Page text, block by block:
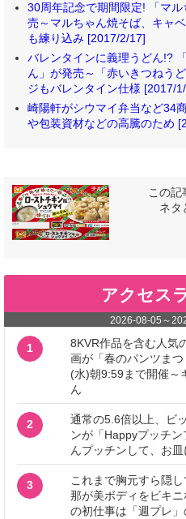
30周年記念で期間限定! 「マ
売～マルちゃん焼そば、キャ
も練り込み [2017/2/17]
バレンタインに義理うどん!?
ん」が発売～「赤いきつねう
ジもバレンタイン仕様 [2017/
崎陽軒がシウマイ弁当など34
や包装資材などの高騰のため
この記
ネタ
アクセス
2026-08-05 ～
1
8KVR作品を含む人気
画が「春のパンツま
(水)朝9:59まで開催～
ん
2
通常の5.6倍以上、ビ
ンが「Happyプッチ
んプッチンして、お
3
これまで胸元すら隠
那が美ボディをビキ
の初仕事は「週プレ